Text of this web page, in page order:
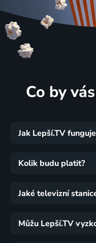
Co by
Jak Lepší.TV
Kolik budu platit?
Jaké televizní
Můžu Lepší.TV